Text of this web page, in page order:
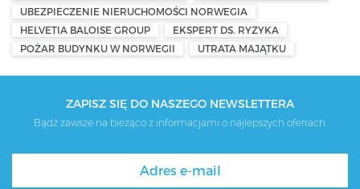
UBEZPIECZENIE NIERUCHOMOŚCI NORWEGIA
HELVETIA BALOISE GROUP
EKSPERT DS. RYZYKA
POŻAR BUDYNKU W NORWEGII
UTRATA MAJĄTKU
ZAPISZ SIĘ DO NASZEGO NEWSLETTERA
Bądź zawsze na bieżąco z informacjami o najlepszych ofertach.